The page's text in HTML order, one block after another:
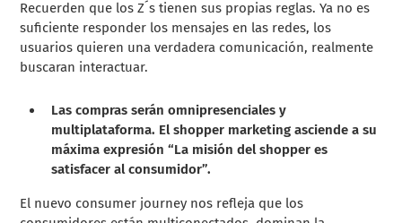
Recuerden que los Z´s tienen sus propias reglas. Ya no es
suficiente responder los mensajes en las redes, los
usuarios quieren una verdadera comunicación, realmente
buscaran interactuar.
Las compras serán omnipresenciales y
multiplataforma. El shopper marketing asciende a su
máxima expresión “La misión del shopper es
satisfacer al consumidor”.
El nuevo consumer journey nos refleja que los